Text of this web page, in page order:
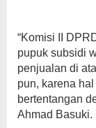
“Komisi II
pupuk subsidi
penjualan di
pun, karena
bertentangan
Ahmad Basuki.